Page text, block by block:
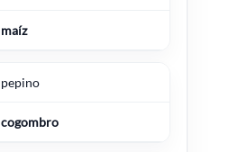
maíz
pepino
cogombro